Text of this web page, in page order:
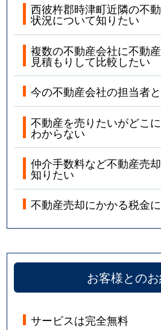
西彼杵郡時津町近隣の不
状況について知りたい
複数の不動産会社に不動
見積もりして比較したい
今の不動産会社の担当者
不動産を売りたいがどこ
わからない
仲介手数料など不動産売
知りたい
不動産売却にかかる税金
お客様との
サービスは完全無料